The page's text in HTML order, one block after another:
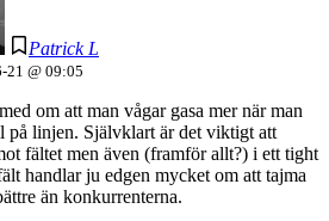
Patrick L
21 @ 09:05
om att man vågar gasa mer när man
på linjen. Självklart är det viktigt att
fältet men även (framför allt?) i ett tight
handlar ju edgen mycket om att tajma
än konkurrenterna.